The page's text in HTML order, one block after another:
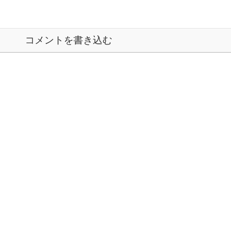
コメントを書き込む